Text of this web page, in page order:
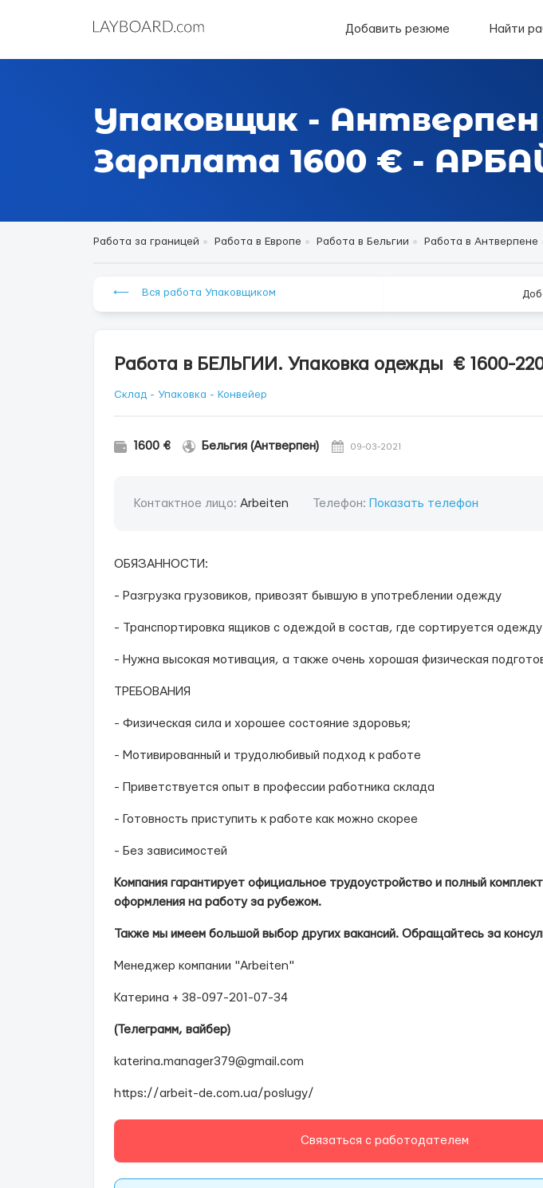
Добавить резюме Найти
Упаковщик - Антверпен
Зарплата 1600 € -
Работа за границей Работа в Европе Работа в Бельгии Работа в Антверпене
⟵ Вся работа Упаковщиком
Работа в БЕЛЬГИИ. Упаковка одежды € 1600-
Склад - Упаковка - Конвейер
1600 € Бельгия (Антверпен) 09-03-2021
Контактное лицо: Arbeiten Телефон: Показать телефон
ОБЯЗАННОСТИ:
- Разгрузка грузовиков, привозят бывшую в употреблении одежду
- Транспортировка ящиков с одеждой в состав, где сортируется одежду
- Нужна высокая мотивация, а также очень хорошая физическая
ТРЕБОВАНИЯ
- Физическая сила и хорошее состояние здоровья;
- Мотивированный и трудолюбивый подход к работе
- Приветствуется опыт в профессии работника склада
- Готовность приступить к работе как можно скорее
- Без зависимостей
Компания гарантирует официальное трудоустройство и полный
оформления на работу за рубежом.
Также мы имеем большой выбор других вакансий. Обращайтесь за
Менеджер компании "Arbeiten"
Катерина + 38-097-201-07-34
(Телеграмм, вайбер)
katerina.manager379@gmail.com
https://arbeit-de.com.ua/poslugy/
Связаться с работодателем